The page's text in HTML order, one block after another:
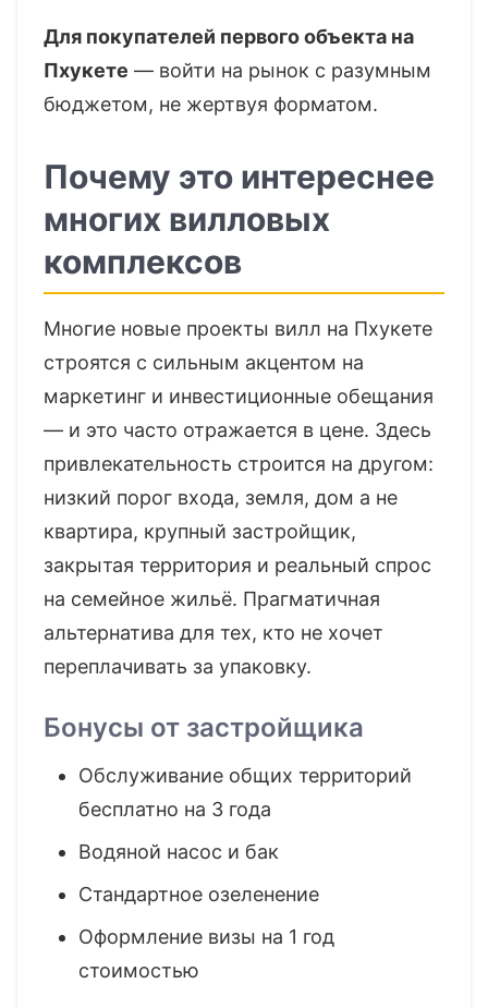
Для покупателей первого объекта на
Пхукете — войти на рынок с разумным
бюджетом, не жертвуя форматом.
Почему это интереснее
многих вилловых
комплексов
Многие новые проекты вилл на Пхукете
строятся с сильным акцентом на
маркетинг и инвестиционные обещания
— и это часто отражается в цене. Здесь
привлекательность строится на другом:
низкий порог входа, земля, дом а не
квартира, крупный застройщик,
закрытая территория и реальный спрос
на семейное жильё. Прагматичная
альтернатива для тех, кто не хочет
переплачивать за упаковку.
Бонусы от застройщика
Обслуживание общих территорий
бесплатно на 3 года
Водяной насос и бак
Стандартное озеленение
Оформление визы на 1 год
стоимостью